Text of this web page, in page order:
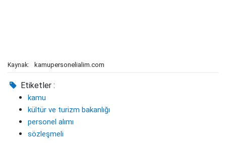
Kaynak: kamupersonelialim.com
Etiketler :
kamu
kültür ve turizm bakanlığı
personel alımı
sözleşmeli